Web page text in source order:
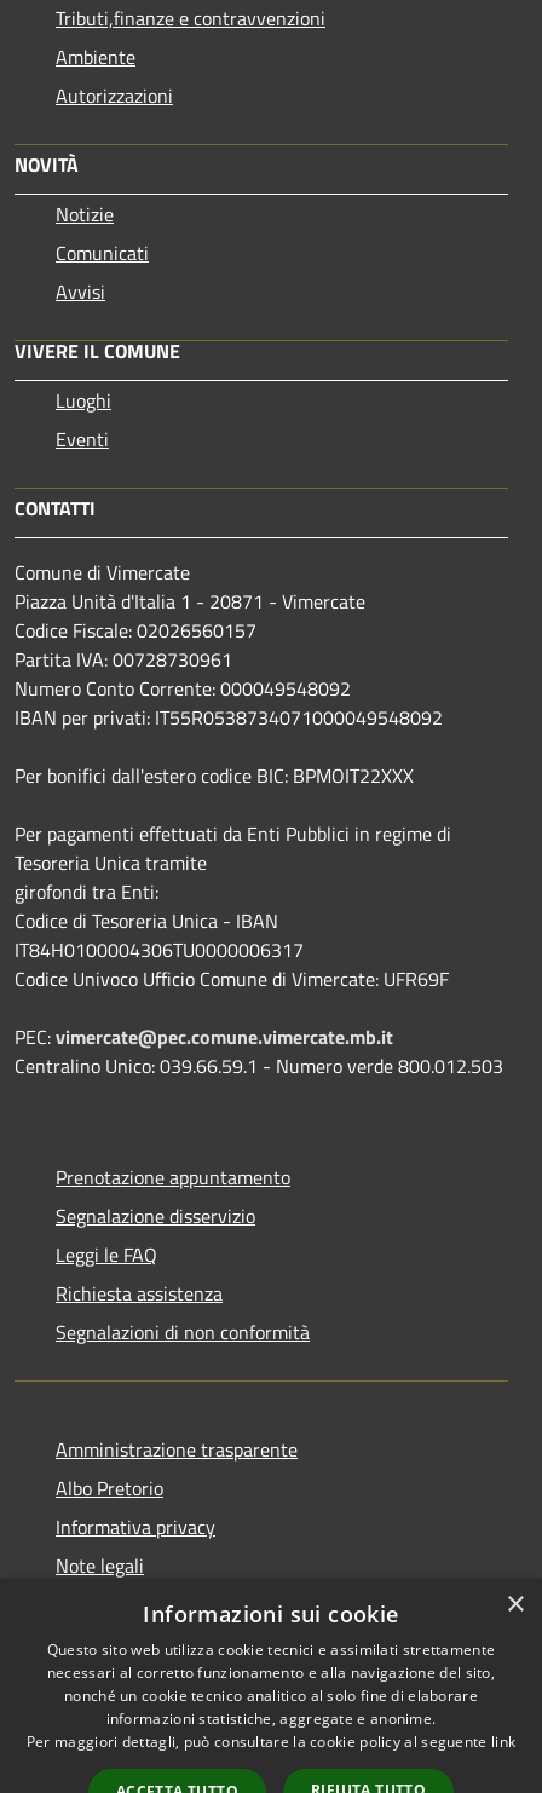
Tributi,finanze e contravvenzioni
Ambiente
Autorizzazioni
NOVITÀ
Notizie
Comunicati
Avvisi
VIVERE IL COMUNE
Luoghi
Eventi
CONTATTI
Comune di Vimercate
Piazza Unità d'Italia 1 - 20871 - Vimercate
Codice Fiscale: 02026560157
Partita IVA: 00728730961
Numero Conto Corrente: 000049548092
IBAN per privati: IT55R0538734071000049548092
Per bonifici dall'estero codice BIC: BPMOIT22XXX
Per pagamenti effettuati da Enti Pubblici in regime di
Tesoreria Unica tramite
girofondi tra Enti:
Codice di Tesoreria Unica - IBAN
IT84H0100004306TU0000006317
Codice Univoco Ufficio Comune di Vimercate: UFR69F
PEC:vimercate@pec.comune.vimercate.mb.it
Centralino Unico: 039.66.59.1 - Numero verde 800.012.503
Prenotazione appuntamento
Segnalazione disservizio
Leggi le FAQ
Richiesta assistenza
Segnalazioni di non conformità
Amministrazione trasparente
Albo Pretorio
Informativa privacy
Note legali
Dichiarazione di accessibilità
Accessibilità
Copyright © 2026 • Città di
Vimercate • Powered by
Municipium• Accesso
×
Informazioni sui cookie
Questo sito web utilizza cookie tecnici e assimilati strettamente
necessari al corretto funzionamento e alla navigazione del sito,
nonché un cookie tecnico analitico al solo fine di elaborare
informazioni statistiche, aggregate e anonime.
Per maggiori dettagli, può consultare la cookie policy al seguente link